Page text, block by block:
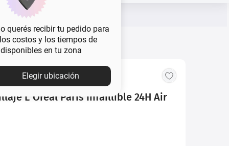
querés recibir tu pedido para
costos y los tiempos de
en tu zona
Elegir ubicación
L´Oréal Paris Infaillible 24H Air